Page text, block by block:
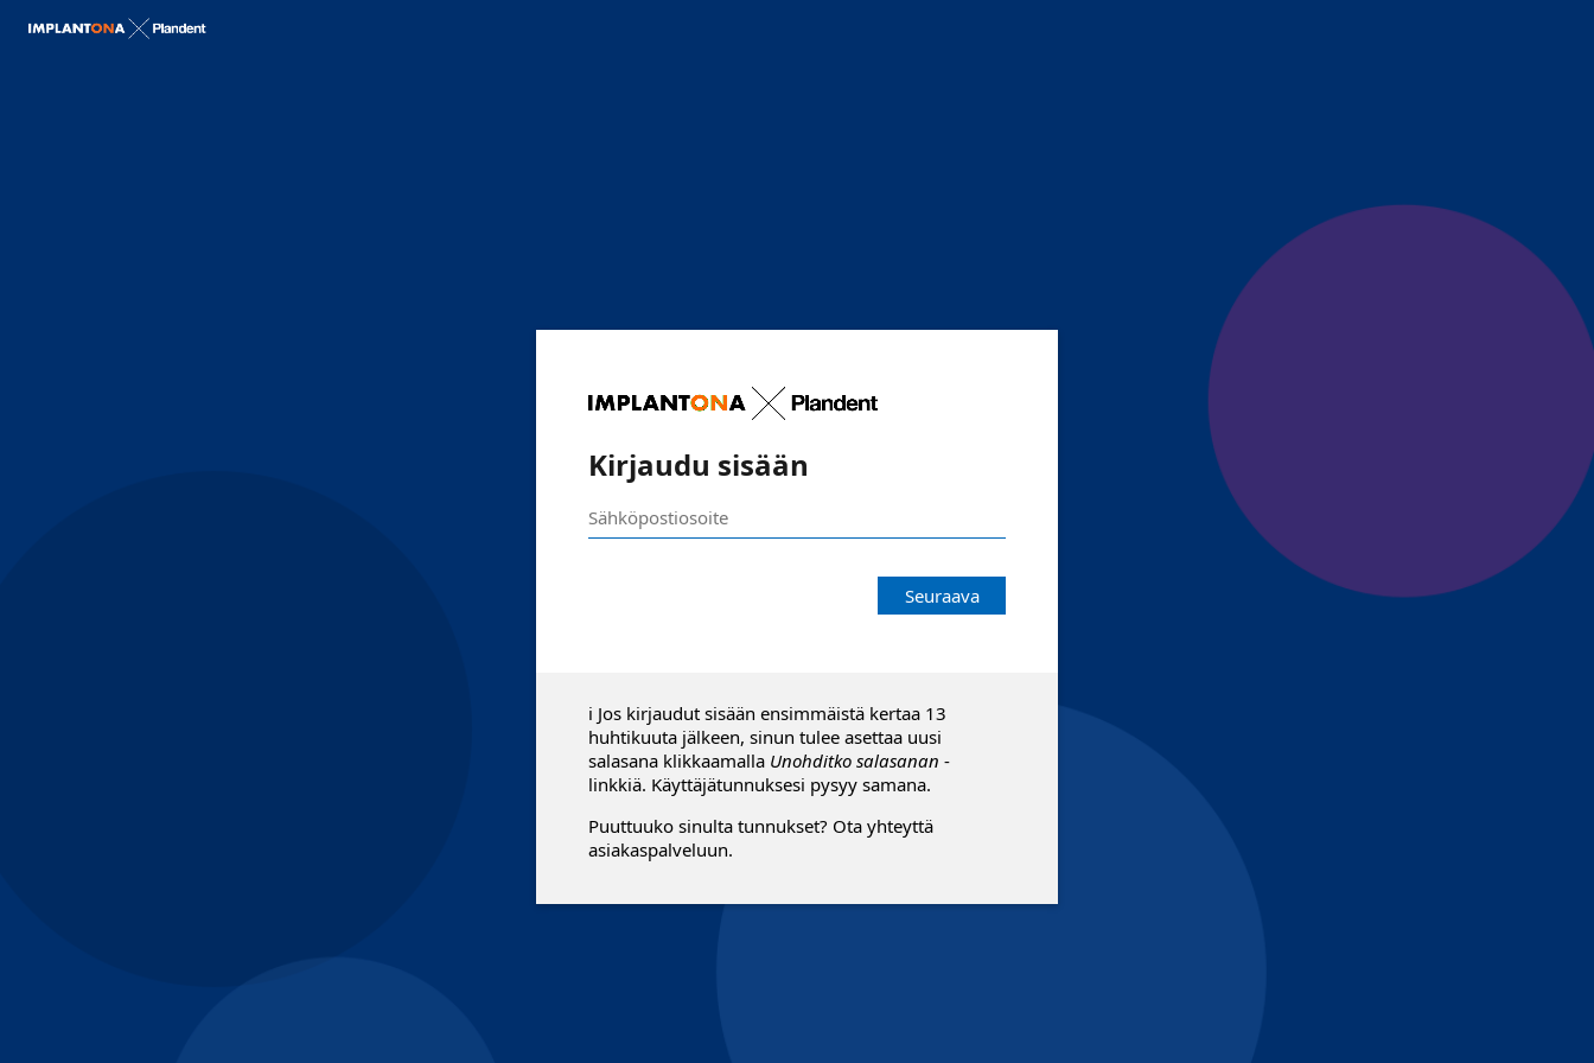
Kirjaudu sisään
Seuraava
ℹ️ Jos kirjaudut sisään ensimmäistä kertaa 13
huhtikuuta jälkeen, sinun tulee asettaa uusi
salasana klikkaamalla Unohditko salasanan -
linkkiä. Käyttäjätunnuksesi pysyy samana.
Puuttuuko sinulta tunnukset? Ota yhteyttä
asiakaspalveluun.